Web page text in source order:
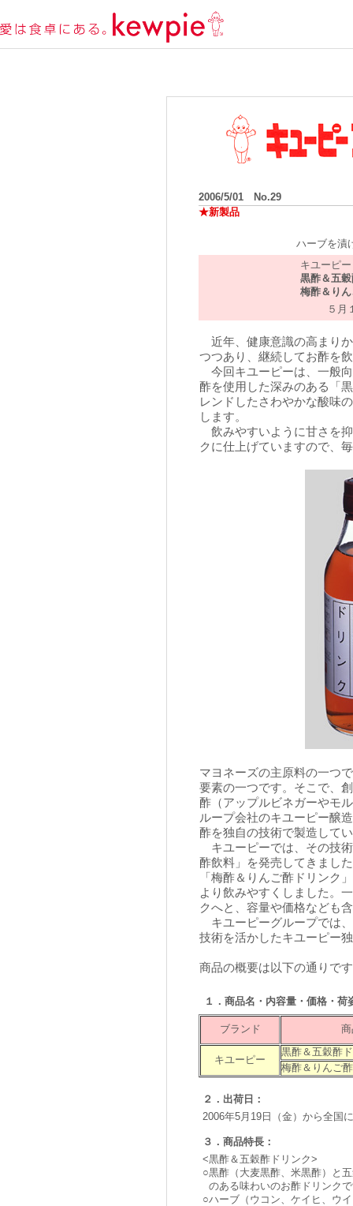
2006/5/01 No.29
★新製品
ハーブを漬
キユーピー
黒酢＆
梅酢＆
５月
近年、健康意識の高まり
つつあり、継続してお酢を
今回キユーピーは、一般
酢を使用した深みのある「
レンドしたさわやかな酸味
します。
飲みやすいように甘さを
クに仕上げていますので、
マヨネーズの主原料の一つ
要素の一つです。そこで、
酢（アップルビネガーやモ
ループ会社のキユーピー醸
酢を独自の技術で製造して
キユーピーでは、その技
酢飲料」を発売してきまし
「梅酢＆りんご酢ドリンク
より飲みやすくしました。
クへと、容量や価格なども
キユーピーグループでは
技術を活かしたキユーピー
商品の概要は以下の通りで
１．商品名・内容量・価格・荷
ブランド
キユーピー
黒酢＆五穀酢
梅酢＆りんご
２．出荷日：
2006年5月19日（金）から全国
３．商品特長：
<黒酢＆五穀酢ドリンク>
○黒酢（大麦黒酢、米黒酢）と
のある味わいのお酢ドリンク
○ハーブ（ウコン、ケイヒ、ウ